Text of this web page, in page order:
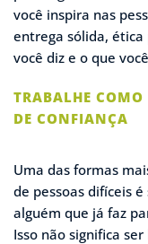
você inspira nas
entrega sólida,
você diz e o que
TRABALHE COMO
DE CONFIANÇA
Uma das formas
de pessoas difíceis
alguém que já faz
Isso não significa